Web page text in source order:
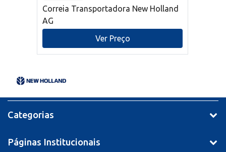
Correia Transportadora New Holland
AG
Ver Preço
Categorias
Páginas Institucionais